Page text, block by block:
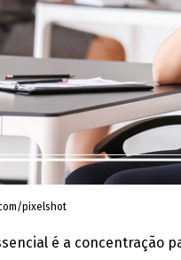
pixelshot
é a concentração